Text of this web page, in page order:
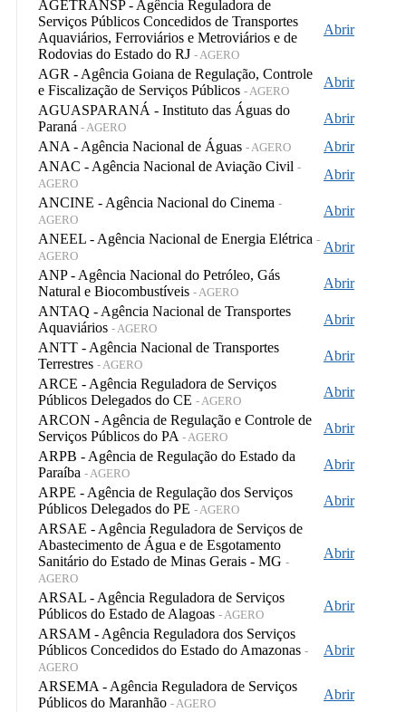
AGETRANSP - Agência Reguladora de
Serviços Públicos Concedidos de Transportes
Aquaviários, Ferroviários e Metroviários e de
Rodovias do Estado do RJ - AGERO
Abrir
AGR - Agência Goiana de Regulação, Controle
e Fiscalização de Serviços Públicos - AGERO
Abrir
AGUASPARANÁ - Instituto das Águas do
Paraná - AGERO
Abrir
ANA - Agência Nacional de Águas - AGERO
Abrir
ANAC - Agência Nacional de Aviação Civil -
AGERO
Abrir
ANCINE - Agência Nacional do Cinema -
AGERO
Abrir
ANEEL - Agência Nacional de Energia Elétrica -
AGERO
Abrir
ANP - Agência Nacional do Petróleo, Gás
Natural e Biocombustíveis - AGERO
Abrir
ANTAQ - Agência Nacional de Transportes
Aquaviários - AGERO
Abrir
ANTT - Agência Nacional de Transportes
Terrestres - AGERO
Abrir
ARCE - Agência Reguladora de Serviços
Públicos Delegados do CE - AGERO
Abrir
ARCON - Agência de Regulação e Controle de
Serviços Públicos do PA - AGERO
Abrir
ARPB - Agência de Regulação do Estado da
Paraíba - AGERO
Abrir
ARPE - Agência de Regulação dos Serviços
Públicos Delegados do PE - AGERO
Abrir
ARSAE - Agência Reguladora de Serviços de
Abastecimento de Água e de Esgotamento
Sanitário do Estado de Minas Gerais - MG -
AGERO
Abrir
ARSAL - Agência Reguladora de Serviços
Públicos do Estado de Alagoas - AGERO
Abrir
ARSAM - Agência Reguladora dos Serviços
Públicos Concedidos do Estado do Amazonas -
AGERO
Abrir
ARSEMA - Agência Reguladora de Serviços
Públicos do Maranhão - AGERO
Abrir